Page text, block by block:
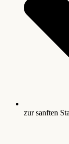
zur sanften